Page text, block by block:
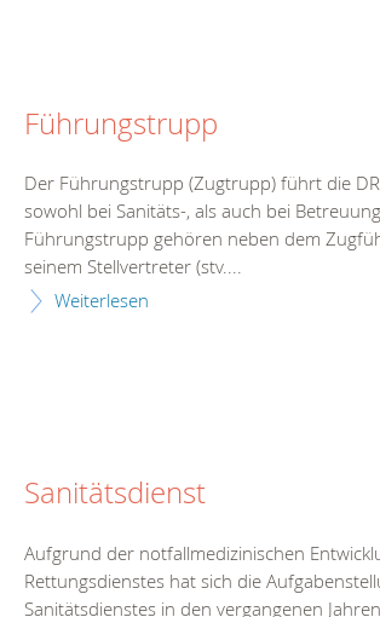
Führungstrupp
Der Führungstrupp (Zugtrupp) führt die
sowohl bei Sanitäts-, als auch bei
Führungstrupp gehören neben dem
seinem Stellvertreter (stv....
Weiterlesen
Sanitätsdienst
Aufgrund der notfallmedizinischen
Rettungsdienstes hat sich die
Sanitätsdienstes in den vergangenen